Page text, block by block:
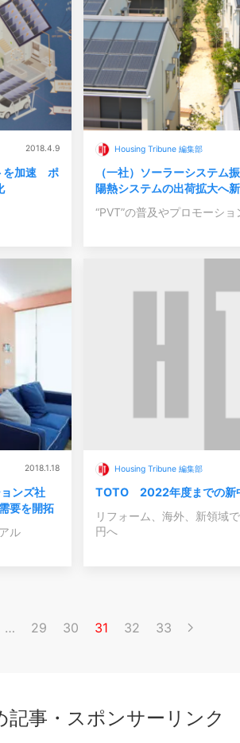
2018.4.9
を加速 ポ
Housing Tribune 編集部
（一社）ソーラーシステム
陽熱システムの出荷拡大へ
“PVT”の普及やプロモーショ
2018.1.18
ョンズ社
要を開拓
ル
Housing Tribune 編集部
TOTO 2022年度までの新
リフォーム、海外、新領域
円へ
… 29 30 31 32 33
記事・スポンサーリンク